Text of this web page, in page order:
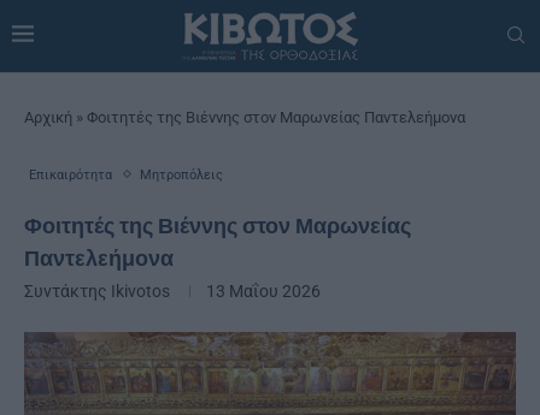
Αρχική » Φοιτητές της Βιέννης στον Μαρωνείας Παντελεήμονα
Επικαιρότητα Μητροπόλεις
Φοιτητές της Βιέννης στον Μαρωνείας
Παντελεήμονα
Συντάκτης Ikivotos 13 Μαΐου 2026